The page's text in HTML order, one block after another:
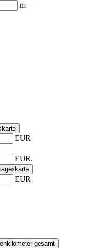
m
EUR
EUR.
EUR
gesamt